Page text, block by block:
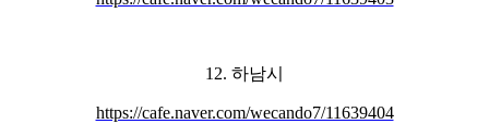
12. 하남시
https://cafe.naver.com/wecando7/11639404